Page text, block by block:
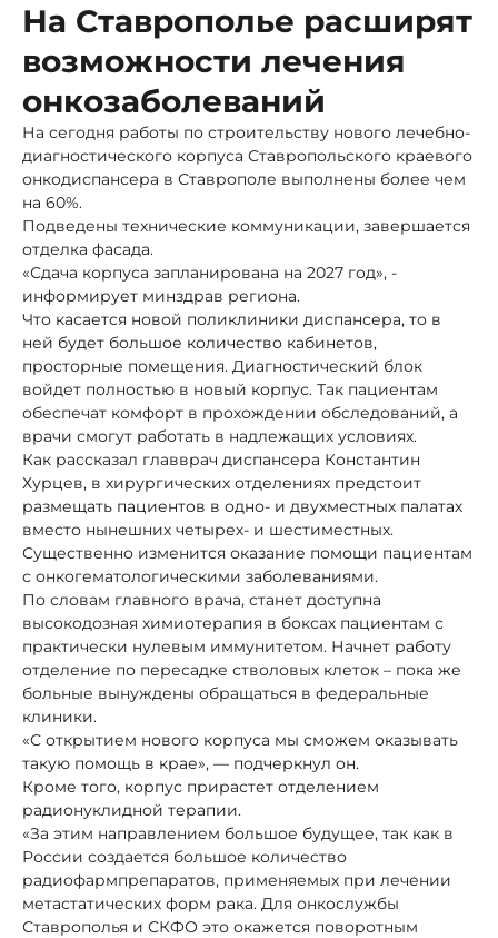
На Ставрополье расширят
возможности лечения
онкозаболеваний
На сегодня работы по строительству нового лечебно-
диагностического корпуса Ставропольского краевого
онкодиспансера в Ставрополе выполнены более чем
на 60%.
Подведены технические коммуникации, завершается
отделка фасада.
«Сдача корпуса запланирована на 2027 год», -
информирует минздрав региона.
Что касается новой поликлиники диспансера, то в
ней будет большое количество кабинетов,
просторные помещения. Диагностический блок
войдет полностью в новый корпус. Так пациентам
обеспечат комфорт в прохождении обследований, а
врачи смогут работать в надлежащих условиях.
Как рассказал главврач диспансера Константин
Хурцев, в хирургических отделениях предстоит
размещать пациентов в одно- и двухместных палатах
вместо нынешних четырех- и шестиместных.
Существенно изменится оказание помощи пациентам
с онкогематологическими заболеваниями.
По словам главного врача, станет доступна
высокодозная химиотерапия в боксах пациентам с
практически нулевым иммунитетом. Начнет работу
отделение по пересадке стволовых клеток – пока же
больные вынуждены обращаться в федеральные
клиники.
«С открытием нового корпуса мы сможем оказывать
такую помощь в крае», — подчеркнул он.
Кроме того, корпус прирастет отделением
радионуклидной терапии.
«За этим направлением большое будущее, так как в
России создается большое количество
радиофармпрепаратов, применяемых при лечении
метастатических форм рака. Для онкослужбы
Ставрополья и СКФО это окажется поворотным